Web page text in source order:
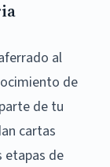
al
de
de tu
cartas
de